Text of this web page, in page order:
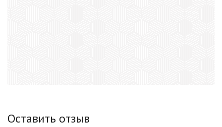
Оставить отзыв